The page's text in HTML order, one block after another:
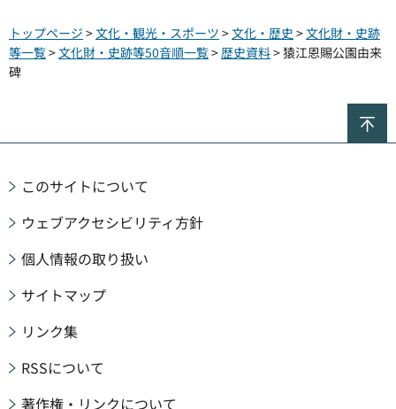
トップページ >文化・観光・スポーツ >文化・歴史 >文化財・史跡
等一覧>文化財・史跡等50音順一覧>歴史資料> 猿江恩賜公園由来
碑
このサイトについて
ウェブアクセシビリティ方針
個人情報の取り扱い
サイトマップ
リンク集
RSSについて
著作権・リンクについて